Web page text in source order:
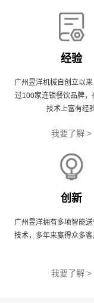
经验
广州昱洋机械自创立以
过100家连锁餐饮品牌，
技术上富有经
我要了解 >
创新
广州昱洋拥有多项智能
技术，多年来赢得众多
我要了解 >